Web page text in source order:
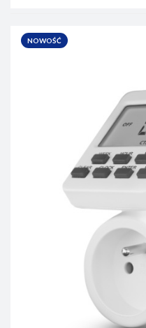
NOWOŚĆ